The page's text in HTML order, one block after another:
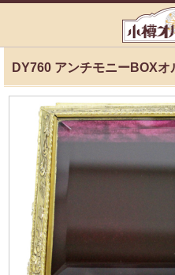
DY760 アンチモニーBOXオ